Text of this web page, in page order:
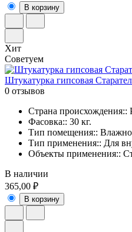
В корзину
Хит
Советуем
Штукатурка гипсовая
0 отзывов
Страна происхождения::
Фасовка:: 30 кг.
Тип помещения::
Тип применения:: Для
Объекты применения::
В наличии
365,00 ₽
В корзину